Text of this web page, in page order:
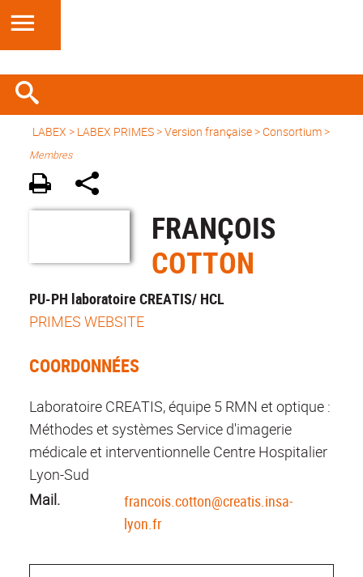
LABEX > LABEX PRIMES>Version française> Consortium >
Membres
FRANÇOIS
COTTON
PU-PH laboratoire CREATIS/ HCL
PRIMES WEBSITE
COORDONNÉES
Laboratoire CREATIS, équipe 5 RMN et optique :
Méthodes et systèmes Service d'imagerie
médicale et interventionnelle Centre Hospitalier
Lyon-Sud
Mail.
francois.cotton@creatis.insa-
lyon.fr